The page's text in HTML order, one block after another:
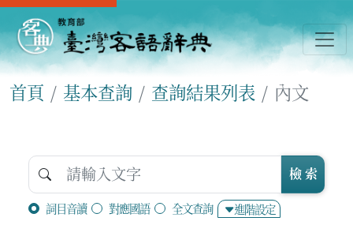
首頁 基本查詢 查詢結果列表 內文
詞目音讀 對應國語 全文查詢 進階設定
檢 索